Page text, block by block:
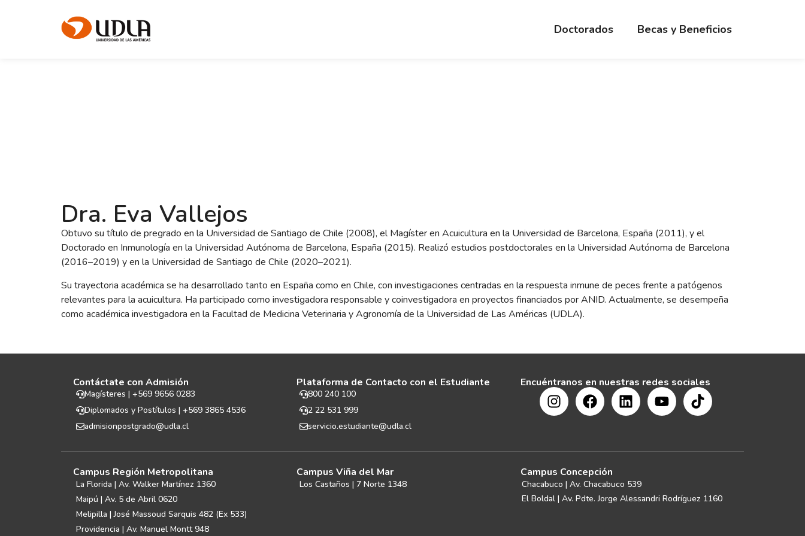
Doctorados Becas y Beneficios
Dra. Eva Vallejos
Obtuvo su título de pregrado en la Universidad de Santiago de Chile (2008), el Magíster en Acuicultura en la Universidad de Barcelona, España (2011), y el
Doctorado en Inmunología en la Universidad Autónoma de Barcelona, España (2015). Realizó estudios postdoctorales en la Universidad Autónoma de Barcelona
(2016–2019) y en la Universidad de Santiago de Chile (2020–2021).
Su trayectoria académica se ha desarrollado tanto en España como en Chile, con investigaciones centradas en la respuesta inmune de peces frente a patógenos
relevantes para la acuicultura. Ha participado como investigadora responsable y coinvestigadora en proyectos financiados por ANID. Actualmente, se desempeña
como académica investigadora en la Facultad de Medicina Veterinaria y Agronomía de la Universidad de Las Américas (UDLA).
Contáctate con Admisión
Magísteres | +569 9656 0283
Diplomados y Postítulos | +569 3865 4536
admisionpostgrado@udla.cl
Plataforma de Contacto con el Estudiante
800 240 100
2 22 531 999
servicio.estudiante@udla.cl
Encuéntranos en nuestras redes sociales
Campus Región Metropolitana
La Florida | Av. Walker Martínez 1360
Maipú | Av. 5 de Abril 0620
Melipilla | José Massoud Sarquis 482 (Ex 533)
Providencia | Av. Manuel Montt 948
Campus Viña del Mar
Los Castaños | 7 Norte 1348
Campus Concepción
Chacabuco | Av. Chacabuco 539
El Boldal | Av. Pdte. Jorge Alessandri Rodríguez 1160